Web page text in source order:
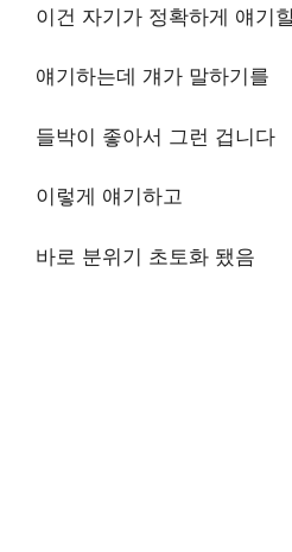
이건 자기가 정확하게 얘기
얘기하는데 걔가 말하기를
들박이 좋아서 그런 겁니다
이렇게 얘기하고
바로 분위기 초토화 됐음